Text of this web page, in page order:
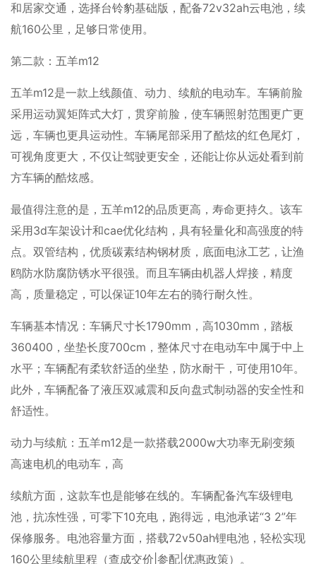
和居家交通，选择台铃豹基础版，配备72v32ah云电池，续
航160公里，足够日常使用。
第二款：五羊m12
五羊m12是一款上线颜值、动力、续航的电动车。车辆前脸
采用运动翼矩阵式大灯，贯穿前脸，使车辆照射范围更广更
远，车辆也更具运动性。车辆尾部采用了酷炫的红色尾灯，
可视角度更大，不仅让驾驶更安全，还能让你从远处看到前
方车辆的酷炫感。
最值得注意的是，五羊m12的品质更高，寿命更持久。该车
采用3d车架设计和cae优化结构，具有轻量化和高强度的特
点。双管结构，优质碳素结构钢材质，底面电泳工艺，让渔
鸥防水防腐防锈水平很强。而且车辆由机器人焊接，精度
高，质量稳定，可以保证10年左右的骑行耐久性。
车辆基本情况：车辆尺寸长1790mm，高1030mm，踏板
360400，坐垫长度700cm，整体尺寸在电动车中属于中上
水平；车辆配有柔软舒适的坐垫，防水耐干，可使用10年。
此外，车辆配备了液压双减震和反向盘式制动器的安全性和
舒适性。
动力与续航：五羊m12是一款搭载2000w大功率无刷变频
高速电机的电动车，高
续航方面，这款车也是能够在线的。车辆配备汽车级锂电
池，抗冻性强，可零下10充电，跑得远，电池承诺“3 2”年
保修服务。电池容量方面，搭载72v50ah锂电池，轻松实现
160公里续航里程（查成交价|参配|优惠政策）。